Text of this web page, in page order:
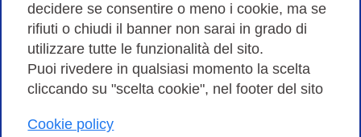
decidere se consentire o meno i cookie, ma se
rifiuti o chiudi il banner non sarai in grado di
utilizzare tutte le funzionalità del sito.
Puoi rivedere in qualsiasi momento la scelta
cliccando su "scelta cookie", nel footer del sito
Cookie policy
Consortium GARR - Via dei Tizii, 6 - 00185 Roma | Tel.
| CF 97284570583 – PI 07577141000 | Codice